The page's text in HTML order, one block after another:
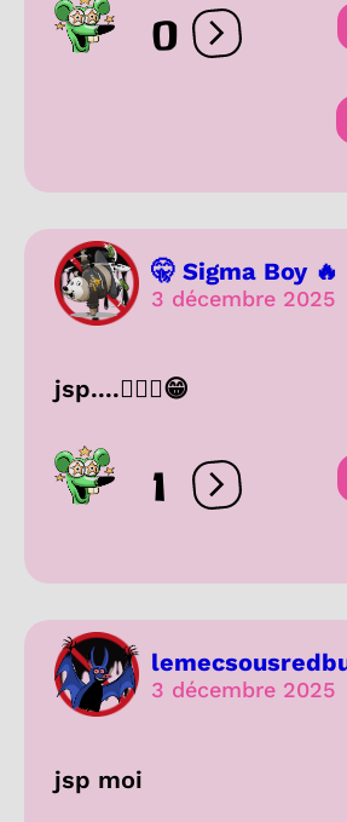
0 Ouvrir les
🤫 Sigma Boy 🔥
3 décembre 2025
jsp....😶‍🌫🤕😁
1 Ouvrir les
3 décembre 2025
jsp moi